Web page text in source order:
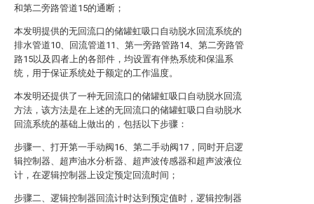
和第二旁路管道15的通断；
本发明提供的无回流口的储罐虹吸口自动脱水回流系统的
排水管道10、回流管道11、第一旁路管路14、第二旁路管
路15以及四者上的各部件，均设置有伴热系统和保温系
统，用于保证系统处于额定的工作温度。
本发明还提供了一种无回流口的储罐虹吸口自动脱水回流
方法，该方法是在上述的无回流口的储罐虹吸口自动脱水
回流系统的基础上做出的，包括以下步骤：
步骤一、打开第一手动阀16、第二手动阀17，同时开启逻
辑控制器、超声油水分析器、超声波传感器和超声波液位
计，在逻辑控制器上设定预定回流时间；
步骤二、逻辑控制器回流计时达到预定值时，逻辑控制器